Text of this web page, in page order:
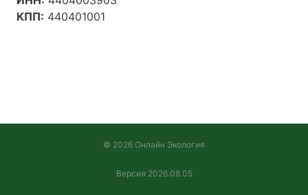
КПП: 440401001
© 2026 Онлайн Экология
Версия 2026.08.05